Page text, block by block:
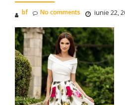
bf iunie 22,
No comments